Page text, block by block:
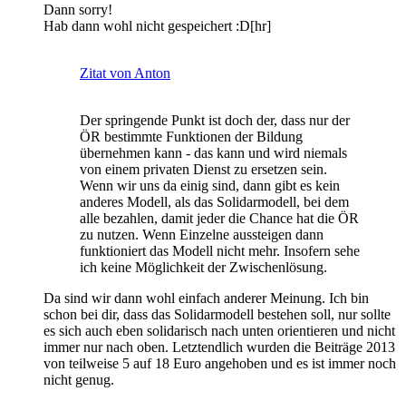
Dann sorry!
Hab dann wohl nicht gespeichert :D[hr]
Zitat von Anton
Der springende Punkt ist doch der, dass nur der
ÖR bestimmte Funktionen der Bildung
übernehmen kann - das kann und wird niemals
von einem privaten Dienst zu ersetzen sein.
Wenn wir uns da einig sind, dann gibt es kein
anderes Modell, als das Solidarmodell, bei dem
alle bezahlen, damit jeder die Chance hat die ÖR
zu nutzen. Wenn Einzelne aussteigen dann
funktioniert das Modell nicht mehr. Insofern sehe
ich keine Möglichkeit der Zwischenlösung.
Da sind wir dann wohl einfach anderer Meinung. Ich bin
schon bei dir, dass das Solidarmodell bestehen soll, nur sollte
es sich auch eben solidarisch nach unten orientieren und nicht
immer nur nach oben. Letztendlich wurden die Beiträge 2013
von teilweise 5 auf 18 Euro angehoben und es ist immer noch
nicht genug.